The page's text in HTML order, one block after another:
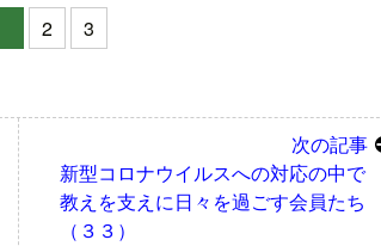
2 3
次の記事
新型コロナウイルスへの対応の中で
教えを支えに日々を過ごす会員たち
（３３）